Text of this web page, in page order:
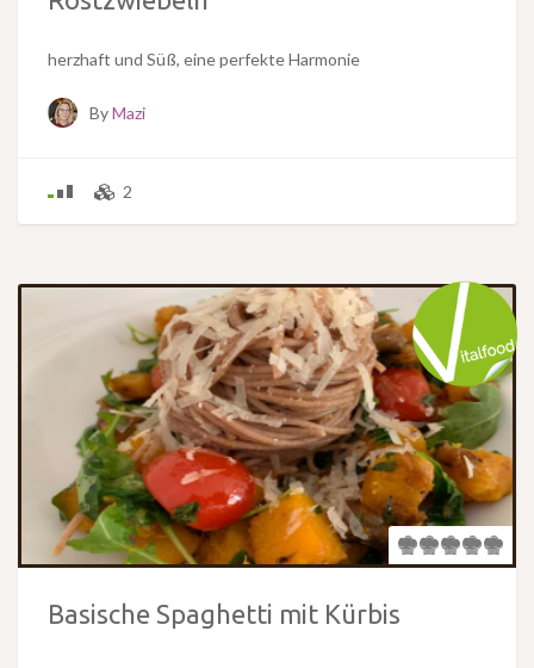
herzhaft und Süß, eine perfekte Harmonie
ByMazi
2
Basische Spaghetti mit Kürbis